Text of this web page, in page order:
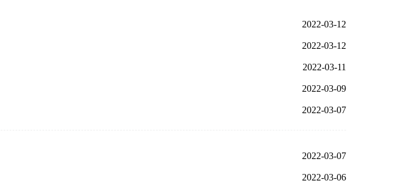
2022-03-12
2022-03-12
2022-03-11
2022-03-09
2022-03-07
2022-03-07
2022-03-06